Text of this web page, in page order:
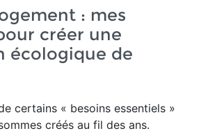
: mes
créer une
écologique de
certains « besoins essentiels »
créés au fil des ans.